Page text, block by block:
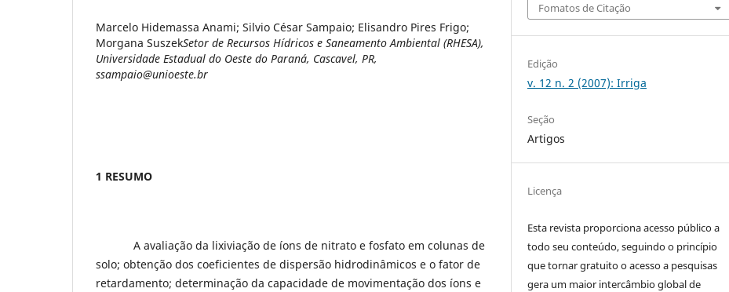
Marcelo Hidemassa Anami; Silvio César Sampaio; Elisandro Pires Frigo;
Morgana SuszekSetor de Recursos Hídricos e Saneamento Ambiental (RHESA),
Universidade Estadual do Oeste do Paraná, Cascavel, PR,
ssampaio@unioeste.br
1 RESUMO
A avaliação da lixiviação de íons de nitrato e fosfato em colunas de
solo; obtenção dos coeficientes de dispersão hidrodinâmicos e o fator de
retardamento; determinação da capacidade de movimentação dos íons e
Fomatos de Citação
Edição
v. 12 n. 2 (2007): Irriga
Seção
Artigos
Licença
Esta revista proporciona acesso público a
todo seu conteúdo, seguindo o princípio
que tornar gratuito o acesso a pesquisas
gera um maior intercâmbio global de